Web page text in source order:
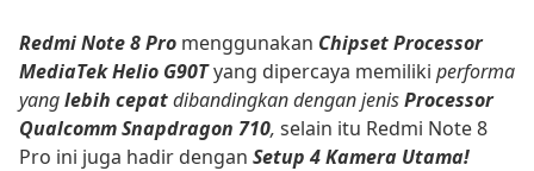
Redmi Note 8 Pro menggunakan Chipset Processor
MediaTek Helio G90Tyang dipercaya memiliki performa
yanglebih cepatdibandingkan dengan jenisProcessor
Qualcomm Snapdragon 710, selain itu Redmi Note 8
Pro ini juga hadir dengan Setup 4 Kamera Utama!